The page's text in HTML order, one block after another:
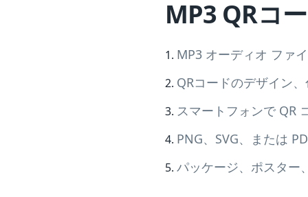
MP3 QRコ
MP3 オーディオ ファ
QRコードのデザイン
スマートフォンで QR
PNG、SVG、または
パッケージ、ポスター